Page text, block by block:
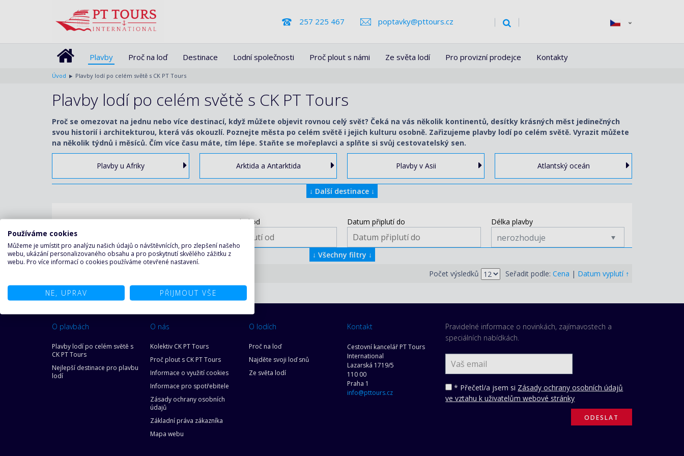
257 225 467 poptavky@pttours.cz
Plavby Proč na loď Destinace Lodní společnosti Proč plout s námi Ze světa lodí Pro provizní prodejce Kontakty
Úvod Plavby lodí po celém světě s CK PT Tours
Plavby lodí po celém světě s CK PT Tours
Proč se omezovat na jednu nebo více destinací, když můžete objevit rovnou celý svět? Čeká na vás několik kontinentů, desítky krásných měst jedinečných
svou historií i architekturou, která vás okouzlí. Poznejte města po celém světě i jejich kulturu osobně. Zařizujeme plavby lodí po celém světě. Vyrazit můžete
na několik týdnů i měsíců. Čím více času máte, tím lépe. Staňte se mořeplavci a splňte si svůj cestovatelský sen.
Plavby u Afriky Arktida a Antarktida Plavby v Asii Atlantský oceán
↓ Další destinace ↓
Destinace
nerozhoduje
Datum vyplutí od Datum připlutí do Délka plavby
nerozhoduje
↓ Všechny filtry ↓
Seřadit podle: Cena | Datum vyplutí ↑
Počet výsledků
O plavbách
Plavby lodí po celém světě s
CK PT Tours
Nejlepší destinace pro plavbu
lodí
O nás
Kolektiv CK PT Tours
Proč plout s CK PT Tours
Informace o využití cookies
Informace pro spotřebitele
Zásady ochrany osobních
údajů
Základní práva zákazníka
Mapa webu
O lodích
Proč na loď
Najděte svoji loď snů
Ze světa lodí
Kontakt
Cestovní kancelář PT Tours
International
Lazarská 1719/5
110 00
Praha 1
info@pttours.cz
Pravidelné informace o novinkách, zajímavostech a
speciálních nabídkách.
* Přečetl/a jsem si Zásady ochrany osobních údajů
ve vztahu k uživatelům webové stránky
Používáme cookies
Můžeme je umístit pro analýzu našich údajů o návštěvnících, pro zlepšení našeho
webu, ukázání personalizovaného obsahu a pro poskytnutí skvělého zážitku z
webu. Pro více informací o cookies používáme otevřené nastavení.
NE, UPRAV PŘIJMOUT VŠE